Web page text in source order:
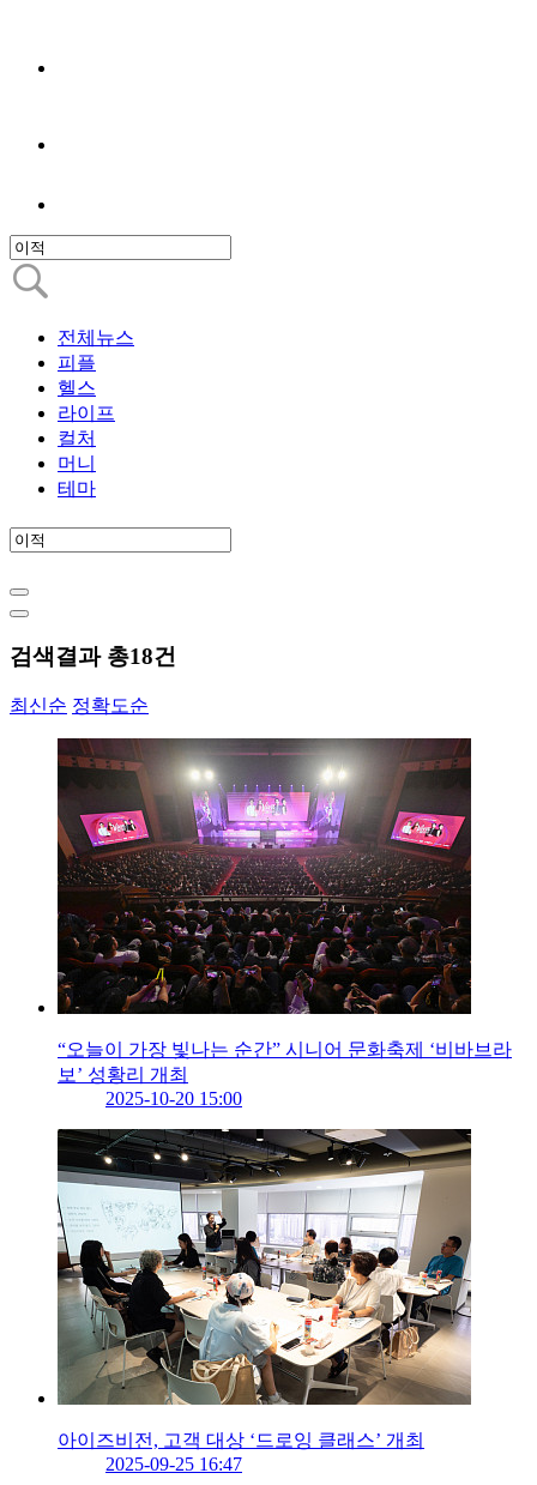
전체뉴스
피플
헬스
라이프
컬처
머니
테마
검색결과 총18건
최신순 정확도순
“오늘이 가장 빛나는 순간” 시니어 문화축제 ‘비바브라
보’ 성황리 개최
2025-10-20 15:00
아이즈비전, 고객 대상 ‘드로잉 클래스’ 개최
2025-09-25 16:47